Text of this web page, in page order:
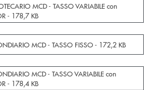
in una nuova finestra
MCD - TASSO VARIABILE con
- 178,7 KB
in una nuova finestra
MCD - TASSO FISSO - 172,2 KB
in una nuova finestra
MCD - TASSO VARIABILE con
- 178,4 KB